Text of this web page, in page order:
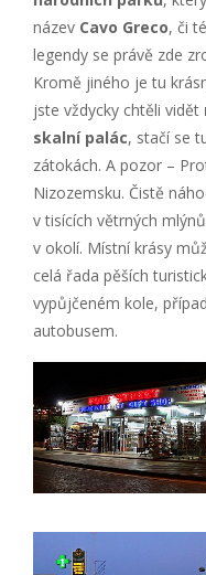
název Cavo Greco, či
legendy se právě zde
Kromě jiného je tu
jste vždycky chtěli vidět
skalní palác, stačí se
zátokách. A pozor –
Nizozemsku. Čistě
v tisících větrných
v okolí. Místní krásy
celá řada pěších
vypůjčeném kole,
autobusem.